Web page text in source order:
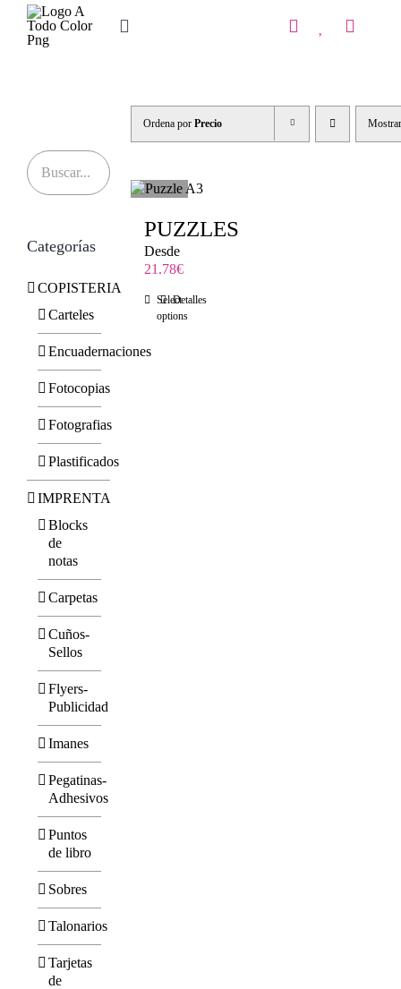
Saltar
contenido
Toggle
REGALOS PERSONALIZADOS
Contacto
Ordena porPrecio
PUZZLES
Desde
21.78€
Select
options
Detalles
Categorías
COPISTERIA
Carteles
Encuadernaciones
Fotocopias
Fotografias
Plastificados
IMPRENTA
Blocks
de
notas
Carpetas
Cuños-
Sellos
Flyers-
Publicidad
Imanes
Pegatinas-
Adhesivos
Puntos
de libro
Sobres
Talonarios
Tarjetas
de